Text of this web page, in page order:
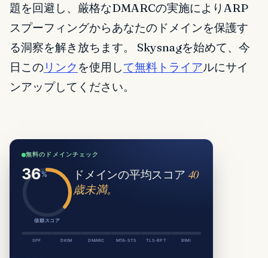
題を回避し、厳格なDMARCの実施によりARP
スプーフィングからあなたのドメインを保護す
る洞察を解き放ちます。 Skysnagを始めて、今
日このリンク を使用して無料トライアルにサイ
ンアップしてください。
無料のドメインチェック
信頼スコア
ドメインの平均スコア 40
歳未満。
SPF DKIM DMARC MTA-STS TLS-RPT BIMI